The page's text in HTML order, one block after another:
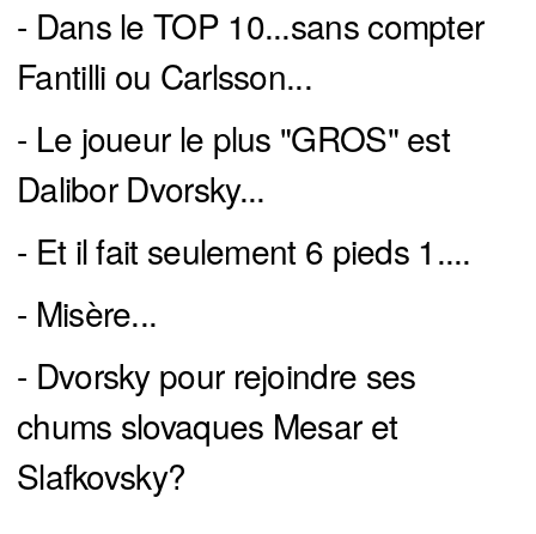
- Dans le TOP 10...sans compter
Fantilli ou Carlsson...
- Le joueur le plus "GROS" est
Dalibor Dvorsky...
- Et il fait seulement 6 pieds 1....
- Misère...
- Dvorsky pour rejoindre ses
chums slovaques Mesar et
Slafkovsky?